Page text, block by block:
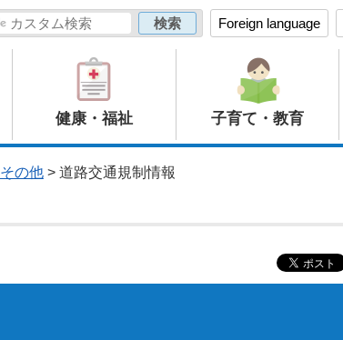
Foreign language
健康・福祉 子育て・教育
その他> 道路交通規制情報